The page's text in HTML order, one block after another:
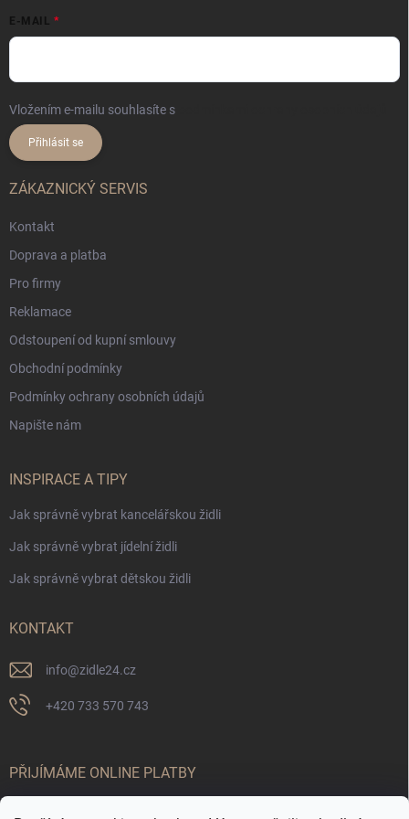
E-MAIL
Vložením e-mailu souhlasíte s
Přihlásit se
ZÁKAZNICKÝ SERVIS
Kontakt
Doprava a platba
Pro firmy
Reklamace
Odstoupení od kupní smlouvy
Obchodní podmínky
Podmínky ochrany osobních údajů
Napište nám
INSPIRACE A TIPY
Jak správně vybrat kancelářskou židli
Jak správně vybrat jídelní židli
Jak správně vybrat dětskou židli
KONTAKT
info@zidle24.cz
+420 733 570 743
PŘIJÍMÁME ONLINE PLATBY